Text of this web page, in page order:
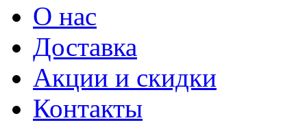
О нас
Доставка
Акции и скидки
Контакты